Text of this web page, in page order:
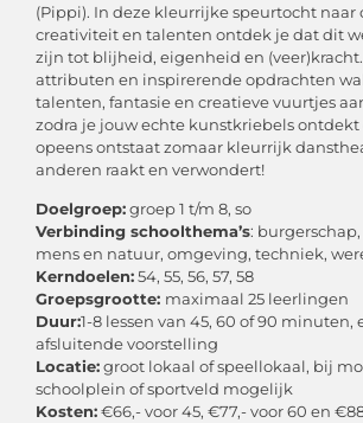
(Pippi). In deze kleurrijke speurtocht
creativiteit en talenten ontdek je dat dit
zijn tot blijheid, eigenheid en
attributen en inspirerende opdrachten
talenten, fantasie en creatieve vuurtjes
zodra je jouw echte kunstkriebels ontdekt
opeens ontstaat zomaar kleurrijk
anderen raakt en verwondert!
Doelgroep:groep 1 t/m 8, so
Verbinding schoolthema’s:
mens en natuur, omgeving, techniek,
Kerndoelen:54, 55, 56, 57, 58
Groepsgrootte: maximaal 25 leerlingen
Duur:1-8 lessen van 45, 60 of 90 minuten,
afsluitende voorstelling
Locatie:groot lokaal of speellokaal, bij
schoolplein of sportveld mogelijk
Kosten:€66,- voor 45, €77,- voor 60 en